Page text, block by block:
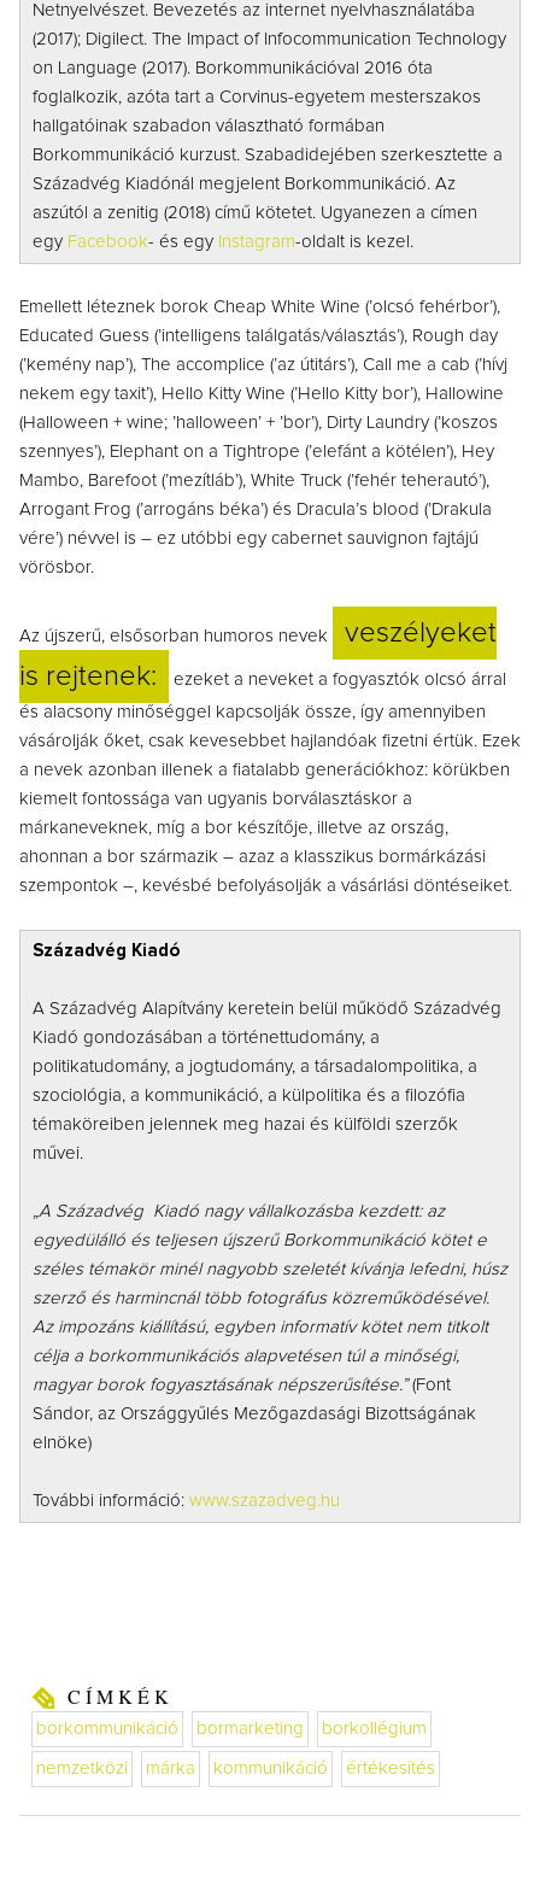
Netnyelvészet. Bevezetés az internet nyelvhasználatába
(2017); Digilect. The Impact of Infocommunication Technology
on Language (2017). Borkommunikációval 2016 óta
foglalkozik, azóta tart a Corvinus-egyetem mesterszakos
hallgatóinak szabadon választható formában
Borkommunikáció kurzust. Szabadidejében szerkesztette a
Századvég Kiadónál megjelent Borkommunikáció. Az
aszútól a zenitig (2018) című kötetet. Ugyanezen a címen
egy Facebook- és egy Instagram-oldalt is kezel.
Emellett léteznek borok Cheap White Wine (’olcsó fehérbor’),
Educated Guess (’intelligens találgatás/választás’), Rough day
(’kemény nap’), The accomplice (’az útitárs’), Call me a cab (’hívj
nekem egy taxit’), Hello Kitty Wine (’Hello Kitty bor’), Hallowine
(Halloween + wine; ’halloween’ + ’bor’), Dirty Laundry (’koszos
szennyes’), Elephant on a Tightrope (’elefánt a kötélen’), Hey
Mambo, Barefoot (’mezítláb’), White Truck (’fehér teherautó’),
Arrogant Frog (’arrogáns béka’) és Dracula’s blood (’Drakula
vére’) névvel is – ez utóbbi egy cabernet sauvignon fajtájú
vörösbor.
Az újszerű, elsősorban humoros nevek
veszélyeket
is rejtenek:
ezeket a neveket a fogyasztók olcsó árral
és alacsony minőséggel kapcsolják össze, így amennyiben
vásárolják őket, csak kevesebbet hajlandóak fizetni értük. Ezek
a nevek azonban illenek a fiatalabb generációkhoz: körükben
kiemelt fontossága van ugyanis borválasztáskor a
márkaneveknek, míg a bor készítője, illetve az ország,
ahonnan a bor származik – azaz a klasszikus bormárkázási
szempontok –, kevésbé befolyásolják a vásárlási döntéseiket.
Századvég Kiadó
A Századvég Alapítvány keretein belül működő Századvég
Kiadó gondozásában a történettudomány, a
politikatudomány, a jogtudomány, a társadalompolitika, a
szociológia, a kommunikáció, a külpolitika és a filozófia
témaköreiben jelennek meg hazai és külföldi szerzők
művei.
„A Századvég Kiadó nagy vállalkozásba kezdett: az
egyedülálló és teljesen újszerű Borkommunikáció kötet e
széles témakör minél nagyobb szeletét kívánja lefedni, húsz
szerző és harmincnál több fotográfus közreműködésével.
Az impozáns kiállítású, egyben informatív kötet nem titkolt
célja a borkommunikációs alapvetésen túl a minőségi,
magyar borok fogyasztásának népszerűsítése.”(Font
Sándor, az Országgyűlés Mezőgazdasági Bizottságának
elnöke)
További információ: www.szazadveg.hu
CÍMKÉK
borkommunikáció bormarketing borkollégium
nemzetközi márka kommunikáció értékesítés